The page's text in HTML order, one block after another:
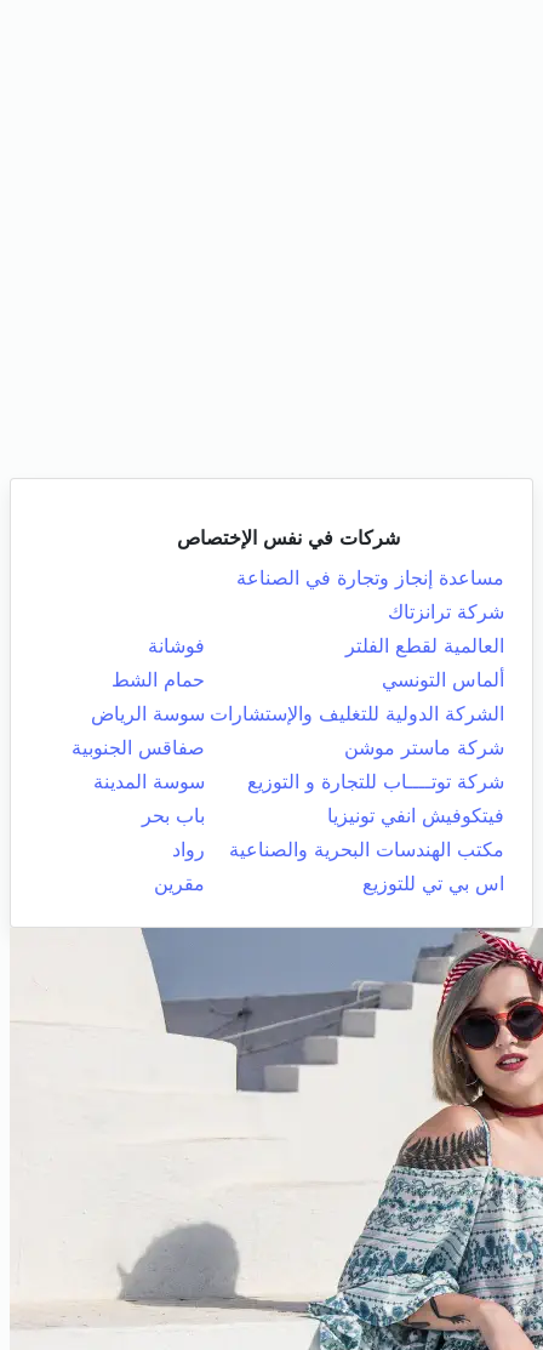
شركات في نفس الإختصاص
مساعدة إنجاز وتجارة في الصناعة
شركة ترانزتاك
العالمية لقطع الفلتر
فوشانة
ألماس التونسي
حمام الشط
الشركة الدولية للتغليف والإستشارات سوسة الرياض
شركة ماستر موشن
صفاقس الجنوبية
شركة توتــــاب للتجارة و التوزيع
سوسة المدينة
فيتكوفيش انفي تونيزيا
باب بحر
مكتب الهندسات البحرية والصناعية
رواد
اس بي تي للتوزيع
مقرين